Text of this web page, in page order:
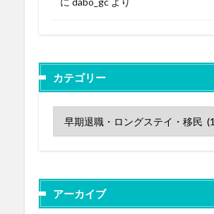
カテゴリー
アーカイブ